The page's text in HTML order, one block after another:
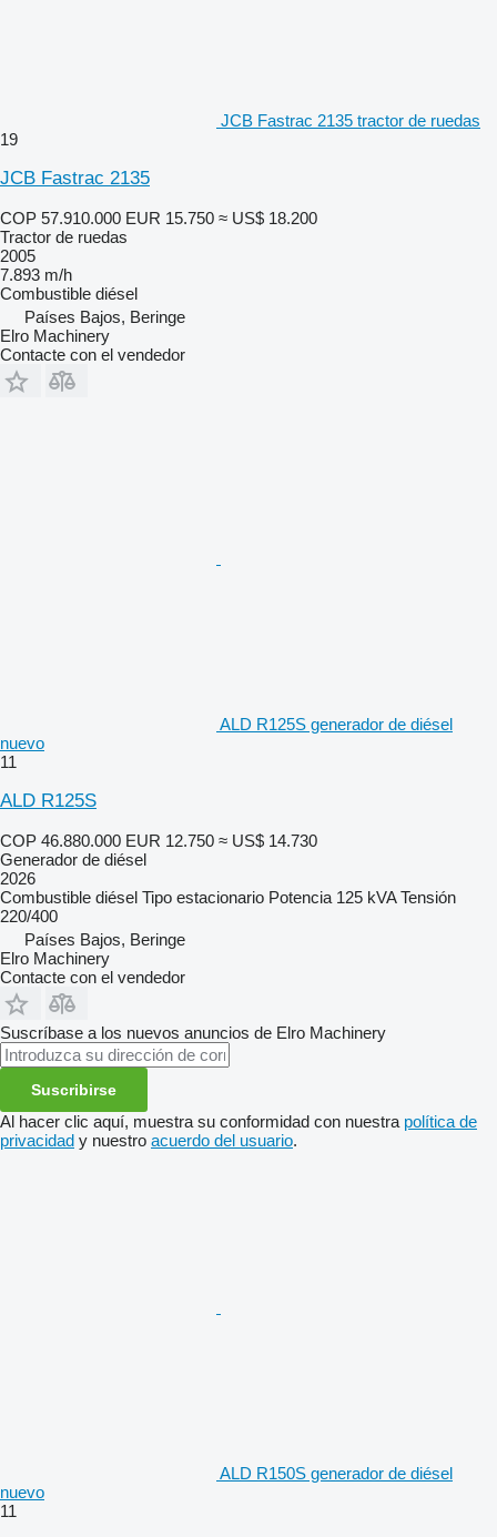
JCB Fastrac 2135 tractor de ruedas
19
JCB Fastrac 2135
COP 57.910.000 EUR 15.750 ≈ US$ 18.200
Tractor de ruedas
2005
7.893 m/h
Combustible diésel
Países Bajos, Beringe
Elro Machinery
Contacte con el vendedor
ALD R125S generador de diésel
nuevo
11
ALD R125S
COP 46.880.000 EUR 12.750 ≈ US$ 14.730
Generador de diésel
2026
Combustible diésel Tipo estacionario Potencia 125 kVA Tensión
220/400
Países Bajos, Beringe
Elro Machinery
Contacte con el vendedor
Suscríbase a los nuevos anuncios de Elro Machinery
Suscribirse
Al hacer clic aquí, muestra su conformidad con nuestra política de
privacidad y nuestro acuerdo del usuario.
ALD R150S generador de diésel
nuevo
11